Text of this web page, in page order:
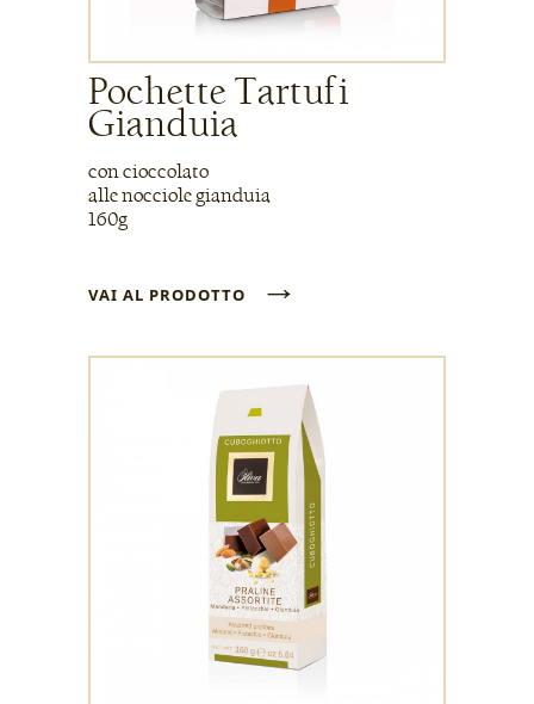
Pochette Tartufi
Gianduia
con cioccolato
alle nocciole gianduia
160g
VAI AL PRODOTTO →